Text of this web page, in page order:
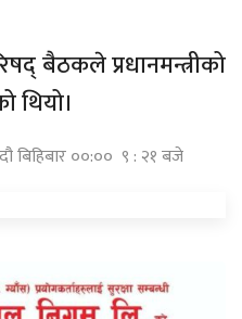
बैठकले प्रधानमन्त्रीको
थियो।
बिहिबार ००:०० ९ : २१ बजे